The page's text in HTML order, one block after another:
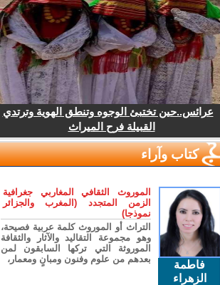
عرائس..حين تختبئ الوجوه وتنطق الهوية وترتدي
القبيلة فرح الميراث
كتاب وآراء
فاطمة
الزهراء
الموروث الثقافي المغاربي جغرافية
الزمن المتجدد (المغرب والجزائر
نموذجا)
التراث أو الموروث كلمة عربية فصيحة،
وهو مجموعة التقاليد والآثار والثقافة
الموروثة التي تركها السابقون لمن
بعدهم من علوم وفنون ومبانٍ ومعمار،